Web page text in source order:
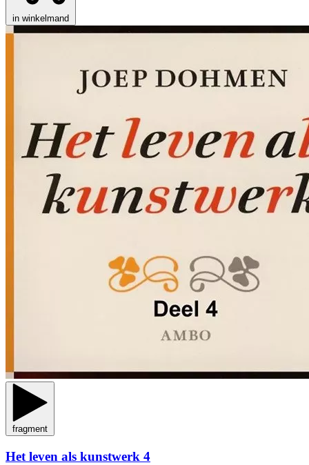
in winkelmand
fragment
Het leven als kunstwerk 4